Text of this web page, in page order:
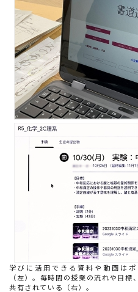
学びに活用できる資料や動画は
（左）。毎時間の授業の流れや目
共有されている（右）。